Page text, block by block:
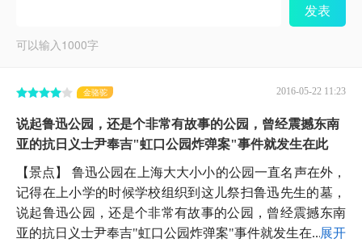
发表
可以输入1000字
2016-05-22 11:23
金骆驼
说起鲁迅公园，还是个非常有故事的公园，曾经震撼东南
亚的抗日义士尹奉吉"虹口公园炸弹案"事件就发生在此
【景点】 鲁迅公园在上海大大小小的公园一直名声在外，
记得在上小学的时候学校组织到这儿祭扫鲁迅先生的墓，
说起鲁迅公园，还是个非常有故事的公园，曾经震撼东南
亚的抗日义士尹奉吉"虹口公园炸弹案"事件就发生在... 展开